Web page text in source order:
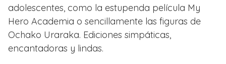
adolescentes, como la estupenda película My
Hero Academia o sencillamente las figuras de
Ochako Uraraka. Ediciones simpáticas,
encantadoras y lindas.